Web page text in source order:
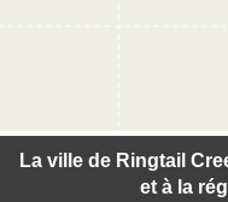
La ville de Ringtail
et à la